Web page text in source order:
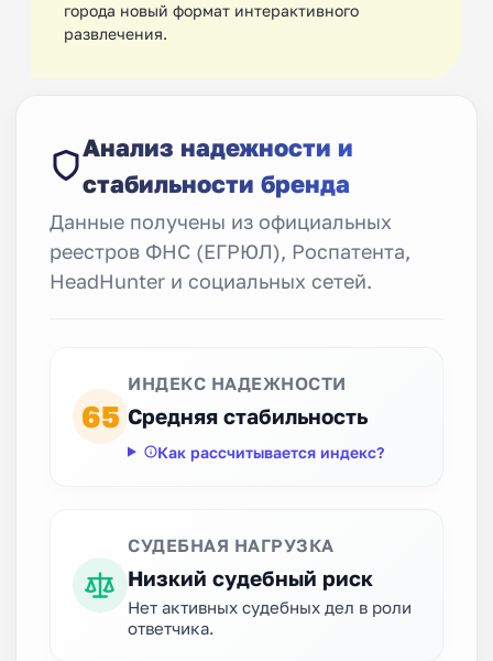
города новый формат интерактивного
развлечения.
Анализ надежности и
стабильности бренда
Данные получены из официальных
реестров ФНС (ЕГРЮЛ), Роспатента,
HeadHunter и социальных сетей.
65
ИНДЕКС НАДЕЖНОСТИ
Средняя стабильность
Как рассчитывается индекс?
СУДЕБНАЯ НАГРУЗКА
Низкий судебный риск
Нет активных судебных дел в роли
ответчика.